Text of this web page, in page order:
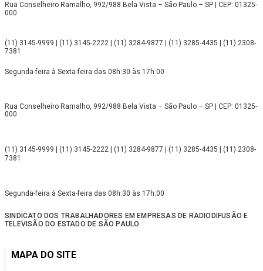
Rua Conselheiro Ramalho, 992/988 Bela Vista – São Paulo – SP | CEP: 01325-
000
(11) 3145-9999 | (11) 3145-2222 | (11) 3284-9877 | (11) 3285-4435 | (11) 2308-
7381
Segunda-feira à Sexta-feira das 08h:30 às 17h:00
Rua Conselheiro Ramalho, 992/988 Bela Vista – São Paulo – SP | CEP: 01325-
000
(11) 3145-9999 | (11) 3145-2222 | (11) 3284-9877 | (11) 3285-4435 | (11) 2308-
7381
Segunda-feira à Sexta-feira das 08h:30 às 17h:00
SINDICATO DOS TRABALHADORES EM EMPRESAS DE RADIODIFUSÃO E
TELEVISÃO DO ESTADO DE SÃO PAULO
MAPA DO SITE